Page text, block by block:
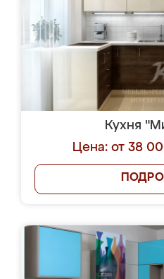
Кухня
Цена: от 38